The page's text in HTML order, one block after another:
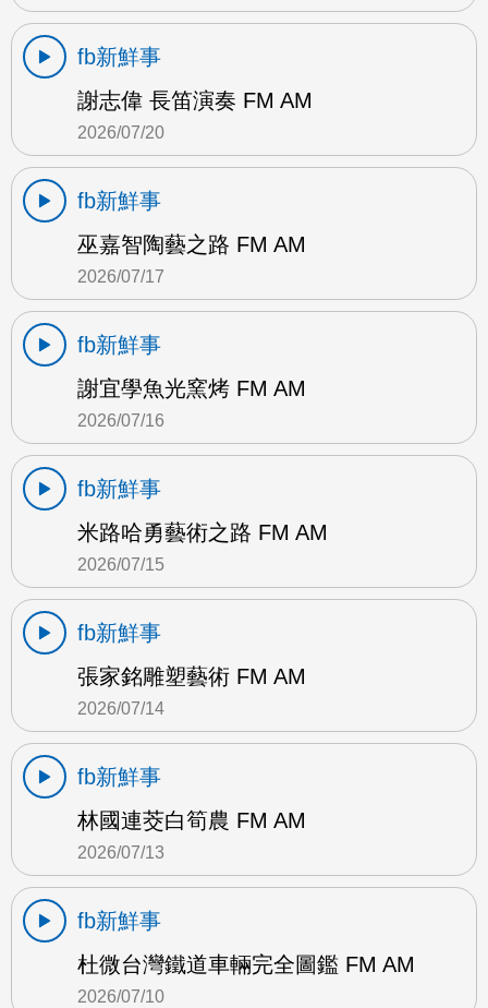
fb新鮮事
謝志偉 長笛演奏 FM AM
2026/07/20
fb新鮮事
巫嘉智陶藝之路 FM AM
2026/07/17
fb新鮮事
謝宜學魚光窯烤 FM AM
2026/07/16
fb新鮮事
米路哈勇藝術之路 FM AM
2026/07/15
fb新鮮事
張家銘雕塑藝術 FM AM
2026/07/14
fb新鮮事
林國連茭白筍農 FM AM
2026/07/13
fb新鮮事
杜微台灣鐵道車輛完全圖鑑 FM AM
2026/07/10